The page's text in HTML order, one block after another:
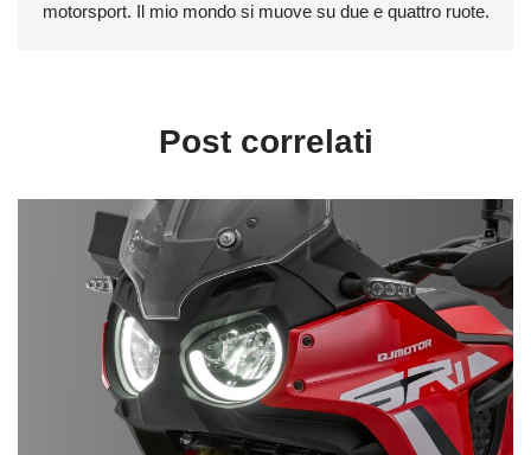
motorsport. Il mio mondo si muove su due e quattro ruote.
Post correlati